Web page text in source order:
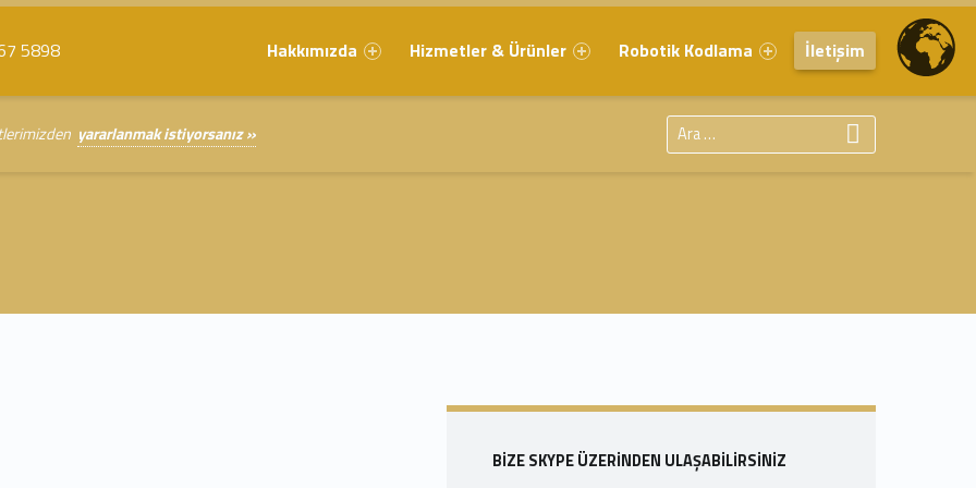
5898
Hakkımızda Hizmetler & Ürünler Robotik Kodlama İletişim
yararlanmak istiyorsanız »
Sidebar
BIZE SKYPE ÜZERINDEN ULAŞABILIRSINIZ